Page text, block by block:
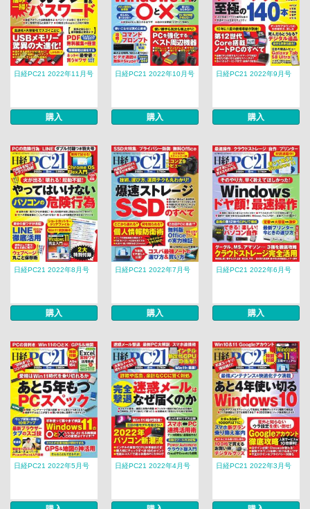
日経PC21 2022年11月号
購入
日経PC21 2022年10月号
購入
日経PC21 2022年9月号
購入
日経PC21 2022年8月号
購入
日経PC21 2022年7月号
購入
日経PC21 2022年6月号
購入
日経PC21 2022年5月号 日経PC21 2022年4月号 日経PC21 2022年3月号